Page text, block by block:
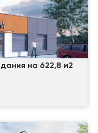
на 622,8 м2